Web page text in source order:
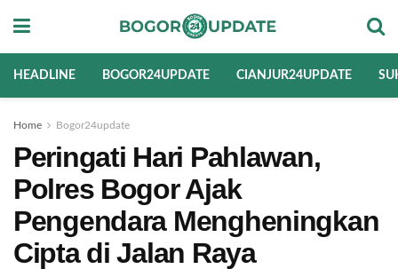
HEADLINE BOGOR24UPDATE CIANJUR24UPDATE
Home Bogor24update
Peringati Hari Pahlawan,
Polres Bogor Ajak
Pengendara Mengheningkan
Cipta di Jalan Raya